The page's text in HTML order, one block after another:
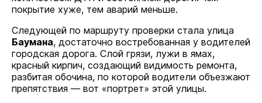
покрытие хуже, тем аварий меньше.
Следующей по маршруту проверки стала улица
Баумана, достаточно востребованная у водителей
городская дорога. Слой грязи, лужи в ямах,
красный кирпич, создающий видимость ремонта,
разбитая обочина, по которой водители объезжают
препятствия — вот «портрет» этой улицы.